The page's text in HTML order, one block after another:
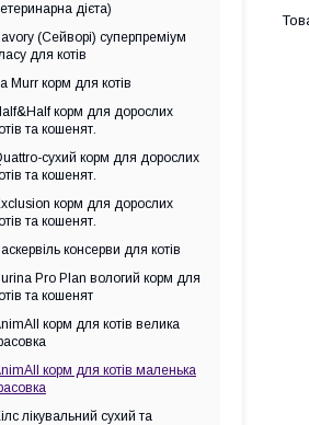
дієта)
(Сейворі) суперпреміум
для котів
Murr корм для котів
корм для дорослих
та кошенят.
сухий корм для дорослих
та кошенят.
корм для дорослих
та кошенят.
консерви для котів
Pro Plan вологий корм для
та кошенят
корм для котів велика
корм для котів маленька
лікувальний сухий та